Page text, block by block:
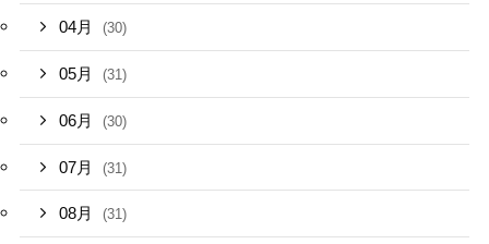
04月 (30)
05月 (31)
06月 (30)
07月 (31)
08月 (31)